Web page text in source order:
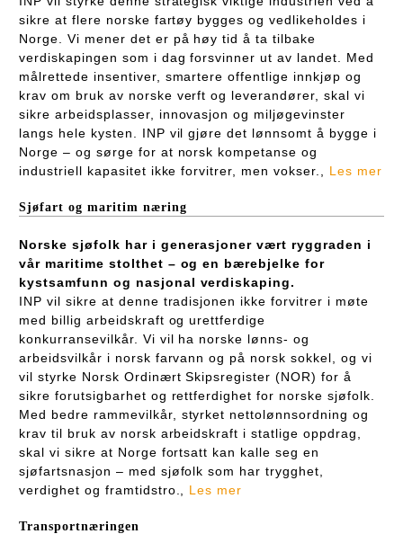
sikre at flere norske fartøy bygges og vedlikeholdes i
Norge. Vi mener det er på høy tid å ta tilbake
verdiskapingen som i dag forsvinner ut av landet. Med
målrettede insentiver, smartere offentlige innkjøp og
krav om bruk av norske verft og leverandører, skal vi
sikre arbeidsplasser, innovasjon og miljøgevinster
langs hele kysten. INP vil gjøre det lønnsomt å bygge i
Norge – og sørge for at norsk kompetanse og
industriell kapasitet ikke forvitrer, men vokser., Les mer
Sjøfart og maritim næring
Norske sjøfolk har i generasjoner vært ryggraden i
vår maritime stolthet – og en bærebjelke for
kystsamfunn og nasjonal verdiskaping.
INP vil sikre at denne tradisjonen ikke forvitrer i møte
med billig arbeidskraft og urettferdige
konkurransevilkår. Vi vil ha norske lønns- og
arbeidsvilkår i norsk farvann og på norsk sokkel, og vi
vil styrke Norsk Ordinært Skipsregister (NOR) for å
sikre forutsigbarhet og rettferdighet for norske sjøfolk.
Med bedre rammevilkår, styrket nettolønnsordning og
krav til bruk av norsk arbeidskraft i statlige oppdrag,
skal vi sikre at Norge fortsatt kan kalle seg en
sjøfartsnasjon – med sjøfolk som har trygghet,
verdighet og framtidstro., Les mer
Transportnæringen